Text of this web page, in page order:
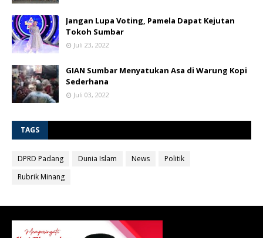
Jangan Lupa Voting, Pamela Dapat Kejutan
Tokoh Sumbar
Juli 23, 2022
GIAN Sumbar Menyatukan Asa di Warung Kopi
Sederhana
Juli 03, 2022
TAGS
DPRD Padang Dunia Islam News
Politik
Rubrik Minang